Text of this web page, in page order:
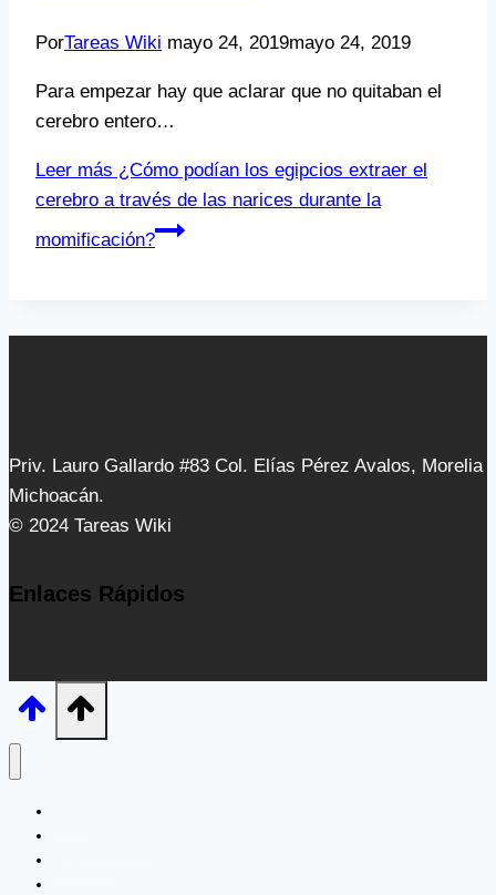
PorTareas Wiki mayo 24, 2019mayo 24, 2019
Para empezar hay que aclarar que no quitaban el
cerebro entero…
Leer más ¿Cómo podían los egipcios extraer el
cerebro a través de las narices durante la
momificación?
Priv. Lauro Gallardo #83 Col. Elías Pérez Avalos, Morelia
Michoacán.
© 2024 Tareas Wiki
Enlaces Rápidos